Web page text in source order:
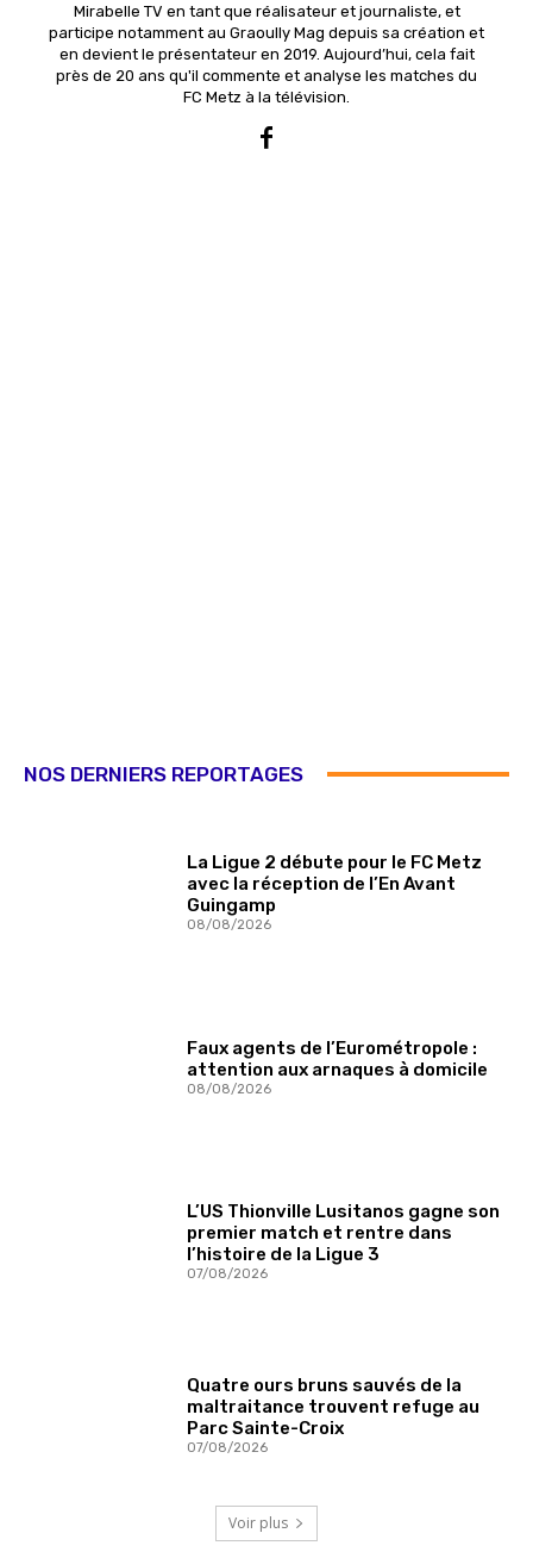
Mirabelle TV en tant que réalisateur et journaliste, et
participe notamment au Graoully Mag depuis sa création et
en devient le présentateur en 2019. Aujourd’hui, cela fait
près de 20 ans qu'il commente et analyse les matches du
FC Metz à la télévision.
NOS DERNIERS REPORTAGES
La Ligue 2 débute pour le FC Metz
avec la réception de l’En Avant
Guingamp
08/08/2026
Faux agents de l’Eurométropole :
attention aux arnaques à domicile
08/08/2026
L’US Thionville Lusitanos gagne son
premier match et rentre dans
l’histoire de la Ligue 3
07/08/2026
Quatre ours bruns sauvés de la
maltraitance trouvent refuge au
Parc Sainte-Croix
07/08/2026
Voir plus